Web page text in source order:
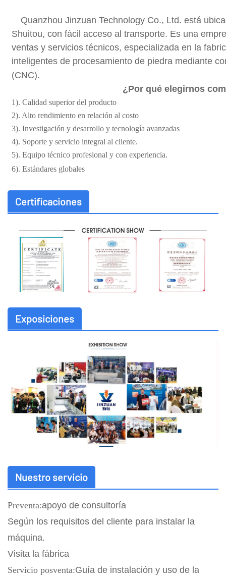
Quanzhou Jinzuan Technology Co., Ltd. está
Shuitou, con fácil acceso al transporte. Es una
ventas y servicios técnicos, especializada en la
inteligentes de procesamiento de piedra mediante
(CNC).
¿Por qué elegirnos
1). Calidad superior del producto
2). Alto rendimiento en relación al costo
3). Investigación y desarrollo y tecnología avanzadas
4). Soporte y servicio integral al cliente.
5). Equipo técnico profesional y con experiencia.
6). Estándares globales
Certificaciones
Exposiciones
Nuestro servicio
Preventa:apoyo de consultoría
Según los requisitos del cliente para instalar la
máquina.
Visita la fábrica
Servicio posventa:Guía de instalación y uso de la